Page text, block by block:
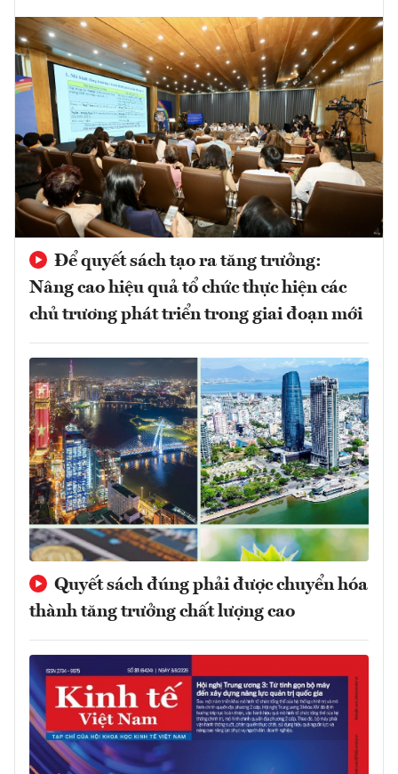
Để quyết sách tạo ra tăng trưởng:
Nâng cao hiệu quả tổ chức thực hiện các
chủ trương phát triển trong giai đoạn mới
Quyết sách đúng phải được chuyển hóa
thành tăng trưởng chất lượng cao